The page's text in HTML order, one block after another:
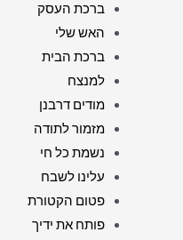
ברכת העסק
האש שלי
ברכת הבית
למנצח
מודים דרבנן
מזמור לתודה
נשמת כל חי
עלינו לשבח
פטום הקטורת
פותח את ידיך